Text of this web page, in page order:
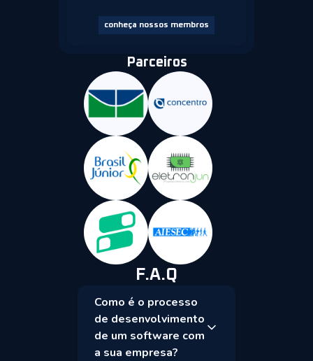
conheça nossos membros
Parceiros
F.A.Q
Como é o processo
de desenvolvimento
de um software com
a sua empresa?